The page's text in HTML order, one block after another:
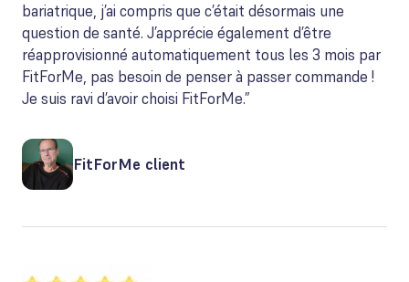
bariatrique, j’ai compris que c’était désormais une
question de santé. J’apprécie également d’être
réapprovisionné automatiquement tous les 3 mois par
FitForMe, pas besoin de penser à passer commande !
Je suis ravi d’avoir choisi FitForMe.”
FitForMe client